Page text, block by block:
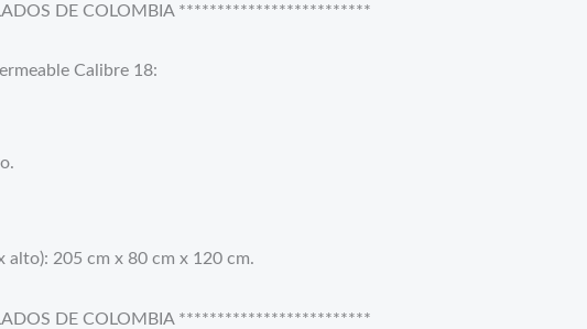
DE COLOMBIA *************************
Calibre 18:
alto): 205 cm x 80 cm x 120 cm.
DE COLOMBIA *************************